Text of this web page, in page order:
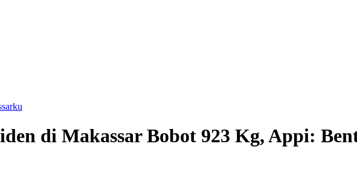
di Makassar Bobot 923 Kg, Appi: